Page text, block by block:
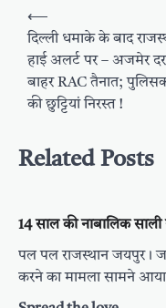
Post
navigation
⟵
दिल्ली धमाके के बाद
हाई अलर्ट पर – अजमेर
बाहर RAC तैनात;
की छुट्टियां निरस्त !
Related Posts
14 साल की नाबालिक
पल पल राजस्थान जयपुर।
करने का मामला सामने आया